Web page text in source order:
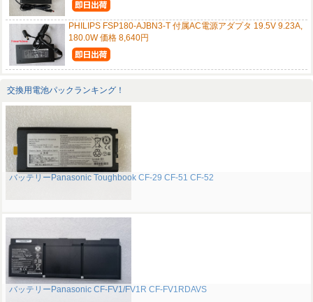
PHILIPS FSP180-AJBN3-T 付属AC電源アダプタ 19.5V 9.23A,
180.0W 価格 8,640円
交換用電池パックランキング！
バッテリーPanasonic Toughbook CF-29 CF-51 CF-52
バッテリーPanasonic CF-FV1/FV1R CF-FV1RDAVS